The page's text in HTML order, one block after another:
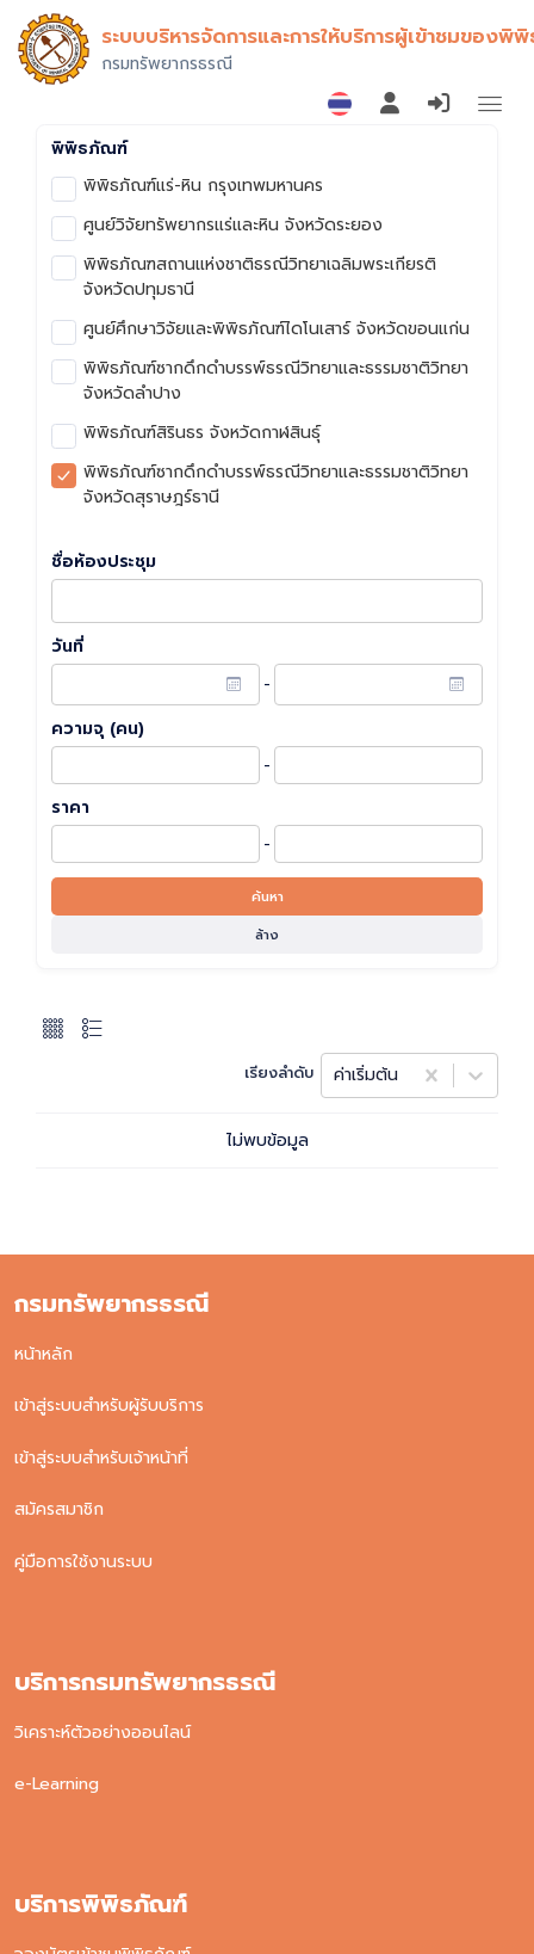
ระบบบริหารจัดการและการให้บริการผู้เข้าชมของ
กรมทรัพยากรธรณี
พิพิธภัณฑ์
พิพิธภัณฑ์แร่-หิน กรุงเทพมหานคร
ศูนย์วิจัยทรัพยากรแร่และหิน จังหวัดระยอง
พิพิธภัณฑสถานแห่งชาติธรณีวิทยาเฉลิมพระเกียรติ
จังหวัดปทุมธานี
ศูนย์ศึกษาวิจัยและพิพิธภัณฑ์ไดโนเสาร์ จังหวัดขอนแก่น
พิพิธภัณฑ์ซากดึกดำบรรพ์ธรณีวิทยาและธรรมชาติวิทยา
จังหวัดลำปาง
พิพิธภัณฑ์สิรินธร จังหวัดกาฬสินธุ์
พิพิธภัณฑ์ซากดึกดำบรรพ์ธรณีวิทยาและธรรมชาติวิทยา
จังหวัดสุราษฎร์ธานี
ชื่อห้องประชุม
วันที่
-
ความจุ (คน)
-
ราคา
-
ค้นหา
ล้าง
เรียงลำดับ ค่าเริ่มต้น
ไม่พบข้อมูล
กรมทรัพยากรธรณี
หน้าหลัก
เข้าสู่ระบบสำหรับผู้รับบริการ
เข้าสู่ระบบสำหรับเจ้าหน้าที่
สมัครสมาชิก
คู่มือการใช้งานระบบ
บริการกรมทรัพยากรธรณี
วิเคราะห์ตัวอย่างออนไลน์
e-Learning
บริการพิพิธภัณฑ์